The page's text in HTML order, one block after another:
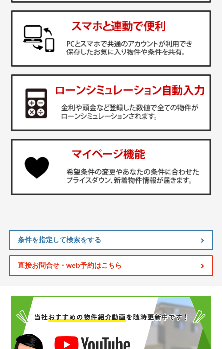
条件を指定して検索をする
直接お問合せ・web予約はこちら